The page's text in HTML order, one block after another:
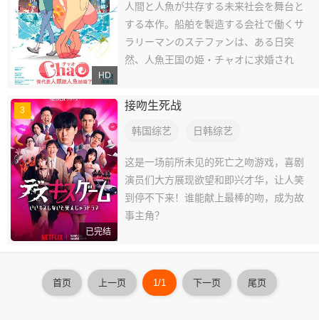
HD
人間と人魚が共存する未来社会を舞台と
する本作。船舶を製造する会社で働くサ
ラリーマンのステファンは、ある日突
然、人魚王国の姫・チャオに求婚され
っすぐなチャオに少しずつ惹かれてい
く。
已完结
3 接吻生死战
韩国综艺 日韩综艺
这是一场前所未见的死亡之吻游戏，喜剧
演员们大方展现欲望和即兴才华，让人笑
到停不下来！谁能献上最棒的吻，成为故
事主角？
首页 上一页 1/1 下一页 尾页